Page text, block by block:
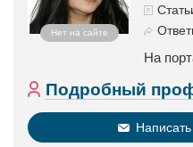
Нет на сайте
На
Подробный